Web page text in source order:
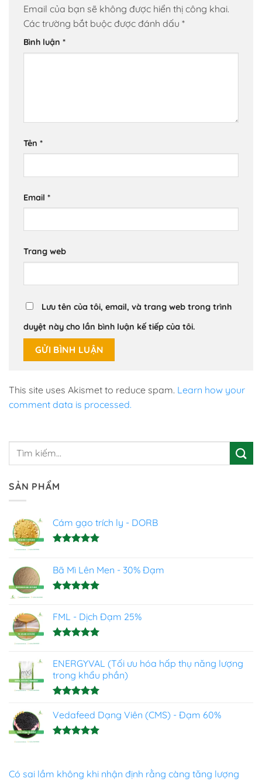
Email của bạn sẽ không được hiển thị công khai.
Các trường bắt buộc được đánh dấu *
Bình luận *
Tên *
Email *
Trang web
Lưu tên của tôi, email, và trang web trong trình
duyệt này cho lần bình luận kế tiếp của tôi.
This site uses Akismet to reduce spam. Learn how your
comment data is processed.
SẢN PHẨM
Cám gạo trích ly - DORB
5 sao
Bã Mì Lên Men - 30% Đạm
5 sao
FML - Dịch Đạm 25%
5 sao
ENERGYVAL (Tối ưu hóa hấp thụ năng lượng
trong khẩu phần)
hạng5.00
Vedafeed Dạng Viên (CMS) - Đạm 60%
Có sai lầm không khi nhận định rằng càng tăng lượng